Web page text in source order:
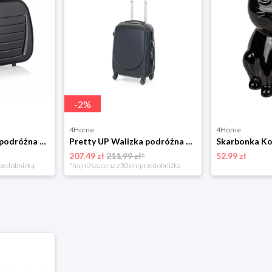
Pretty UP Walizka podróżna ABS16, rozm. 17, czarny Pretty Up
obniżką
-2%
4Home
Pretty UP Walizka podróżna z tworzywa sztucznego ABS16 S, czarny Pretty Up
207.49 zł211.99 zł*
*najniższa cena z 30 dni przed obniżką
4Home
Skarbonka
52.99 zł